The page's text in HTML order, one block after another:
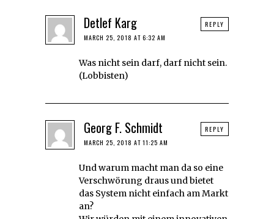
Detlef Karg
MARCH 25, 2018 AT 6:32 AM
Was nicht sein darf, darf nicht sein.
(Lobbisten)
REPLY
Georg F. Schmidt
MARCH 25, 2018 AT 11:25 AM
Und warum macht man da so eine
Verschwörung draus und bietet
das System nicht einfach am Markt
an?
REPLY